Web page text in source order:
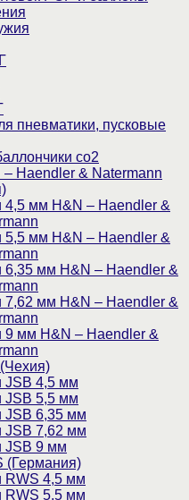
пневматики, пусковые
со2
Haendler & Natermann
4,5 мм H&N – Haendler &
5,5 мм H&N – Haendler &
6,35 мм H&N – Haendler &
7,62 мм H&N – Haendler &
9 мм H&N – Haendler &
JSB 4,5 мм
JSB 5,5 мм
JSB 6,35 мм
JSB 7,62 мм
JSB 9 мм
(Германия)
RWS 4,5 мм
RWS 5,5 мм